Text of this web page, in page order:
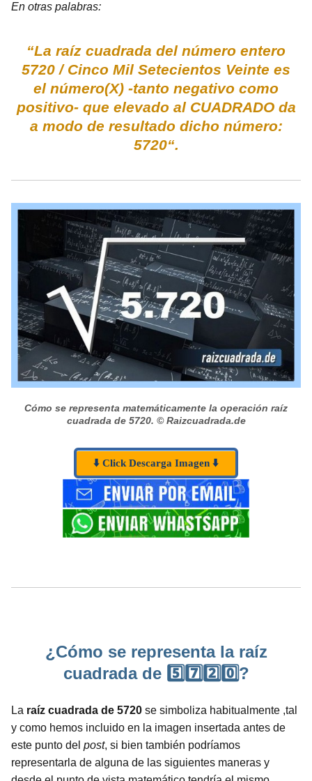
En otras palabras:
“La raíz cuadrada del número entero
5720 / Cinco Mil Setecientos Veinte es
el número(X) -tanto negativo como
positivo- que elevado al CUADRADO da
a modo de resultado dicho número:
5720“.
Cómo se representa matemáticamente la operación raíz
cuadrada de 5720. © Raizcuadrada.de
⬇️ Click Descarga Imagen ⬇️
¿Cómo se representa la raíz
cuadrada de 5️⃣7️⃣2️⃣0️⃣?
La raíz cuadrada de 5720 se simboliza habitualmente ,tal
y como hemos incluido en la imagen insertada antes de
este punto del post, si bien también podríamos
representarla de alguna de las siguientes maneras y